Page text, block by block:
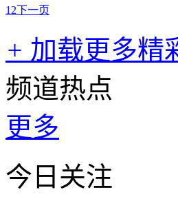
1 2下一页
+ 加载更多精
频道热点
更多
今日关注